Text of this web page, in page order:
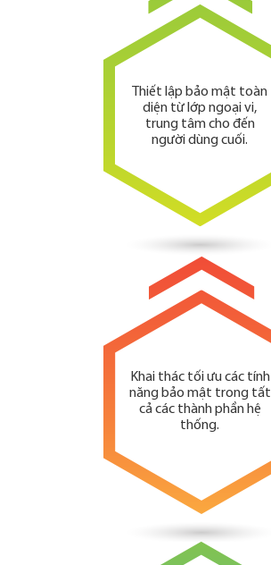
Thiết lập bảo mật toàn
diện từ lớp ngoại vi,
trung tâm cho đến
người dùng cuối.
Khai thác tối ưu các tính
năng bảo mật trong tất
cả các thành phần hệ
thống.